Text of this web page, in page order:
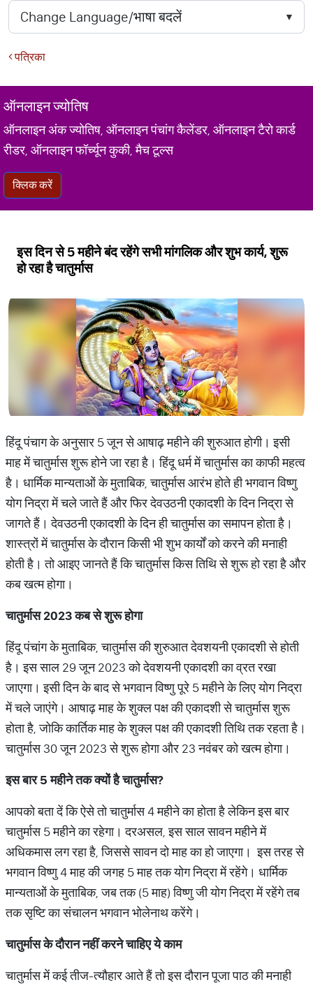
पत्रिका
ऑनलाइन ज्योतिष
ऑनलाइन अंक ज्योतिष, ऑनलाइन पंचांग कैलेंडर, ऑनलाइन टैरो कार्ड
रीडर, ऑनलाइन फॉर्च्यून कुकी, मैच टूल्स
क्लिक करें
इस दिन से 5 महीने बंद रहेंगे सभी मांगलिक और शुभ कार्य, शुरू
हो रहा है चातुर्मास
हिंदू पंचाग के अनुसार 5 जून से आषाढ़ महीने की शुरुआत होगी। इसी
माह में चातुर्मास शुरू होने जा रहा है। हिंदू धर्म में चातुर्मास का काफी महत्व
है। धार्मिक मान्यताओं के मुताबिक, चातुर्मास आरंभ होते ही भगवान विष्णु
योग निद्रा में चले जाते हैं और फिर देवउठनी एकादशी के दिन निद्रा से
जागते हैं। देवउठनी एकादशी के दिन ही चातुर्मास का समापन होता है।
शास्त्रों में चातुर्मास के दौरान किसी भी शुभ कार्यों को करने की मनाही
होती है। तो आइए जानते हैं कि चातुर्मास किस तिथि से शुरू हो रहा है और
कब खत्म होगा।
चातुर्मास2023कबसेशुरूहोगा
हिंदू पंचांग के मुताबिक, चातुर्मास की शुरुआत देवशयनी एकादशी से होती
है। इस साल 29 जून 2023 को देवशयनी एकादशी का व्रत रखा
जाएगा। इसी दिन के बाद से भगवान विष्णु पूरे 5 महीने के लिए योग निद्रा
में चले जाएंगे। आषाढ़ माह के शुक्ल पक्ष की एकादशी से चातुर्मास शुरू
होता है, जोकि कार्तिक माह के शुक्ल पक्ष की एकादशी तिथि तक रहता है।
चातुर्मास 30 जून 2023 से शुरू होगा और 23 नवंबर को खत्म होगा।
इसबार5महीनेतकक्योंहैचातुर्मास?
आपको बता दें कि ऐसे तो चातुर्मास 4 महीने का होता है लेकिन इस बार
चातुर्मास 5 महीने का रहेगा। दरअसल, इस साल सावन महीने में
अधिकमास लग रहा है, जिससे सावन दो माह का हो जाएगा। इस तरह से
भगवान विष्णु 4 माह की जगह 5 माह तक योग निद्रा में रहेंगे। धार्मिक
मान्यताओं के मुताबिक, जब तक (5 माह) विष्णु जी योग निद्रा में रहेंगे तब
तक सृष्टि का संचालन भगवान भोलेनाथ करेंगे।
चातुर्मासकेदौराननहींकरनेचाहिएयेकाम
चातुर्मास में कई तीज-त्यौहार आते हैं तो इस दौरान पूजा पाठ की मनाही